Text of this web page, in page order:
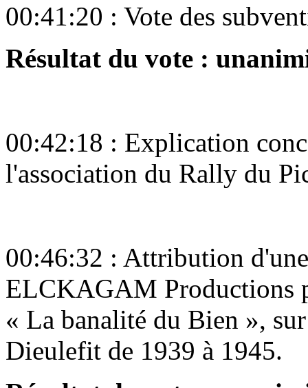
00:41:20 : Vote des
Résultat du vote :
00:42:18 : Explication
l'association du Rally du
00:46:32 : Attribution
ELCKAGAM Productions
« La banalité du Bien »,
Dieulefit de 1939 à 1945.